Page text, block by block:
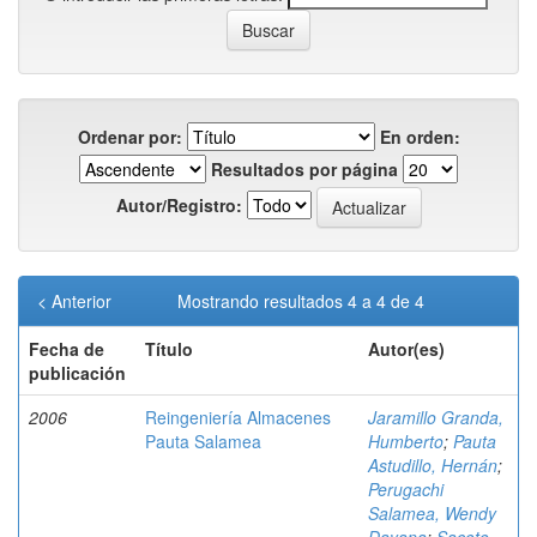
Ordenar por:
En orden:
Resultados por página
Autor/Registro:
Mostrando resultados 4 a 4 de 4
< Anterior
Fecha de
publicación
Título Autor(es)
2006
Reingeniería Almacenes
Pauta Salamea
Jaramillo Granda,
Humberto; Pauta
Astudillo, Hernán;
Perugachi
Salamea, Wendy